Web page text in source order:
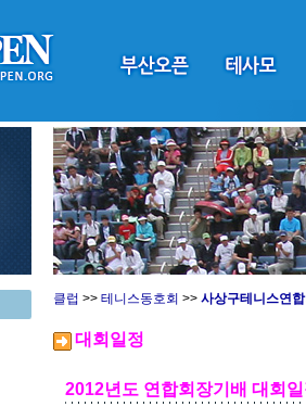
클럽 >> 테니스동호회 >> 사상구테니스연
대회일정
2012년도 연합회장기배 대회